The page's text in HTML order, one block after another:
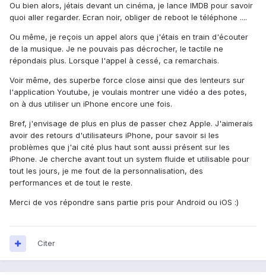
Ou bien alors, jétais devant un cinéma, je lance IMDB pour savoir
quoi aller regarder. Ecran noir, obliger de reboot le téléphone ....
Ou même, je reçois un appel alors que j'étais en train d'écouter
de la musique. Je ne pouvais pas décrocher, le tactile ne
répondais plus. Lorsque l'appel à cessé, ca remarchais.
Voir même, des superbe force close ainsi que des lenteurs sur
l'application Youtube, je voulais montrer une vidéo a des potes,
on à dus utiliser un iPhone encore une fois.
Bref, j'envisage de plus en plus de passer chez Apple. J'aimerais
avoir des retours d'utilisateurs iPhone, pour savoir si les
problèmes que j'ai cité plus haut sont aussi présent sur les
iPhone. Je cherche avant tout un system fluide et utilisable pour
tout les jours, je me fout de la personnalisation, des
performances et de tout le reste.
Merci de vos répondre sans partie pris pour Android ou iOS :)
Citer